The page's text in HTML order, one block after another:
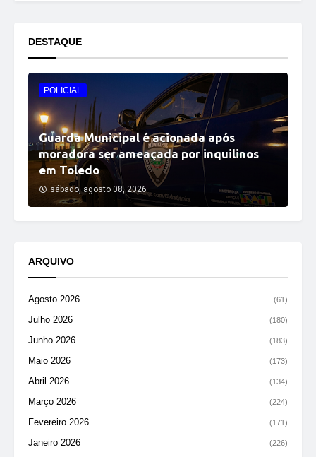
DESTAQUE
POLICIAL
Guarda Municipal é acionada após
moradora ser ameaçada por inquilinos
em Toledo
sábado, agosto 08, 2026
ARQUIVO
Agosto 2026 (61)
Julho 2026 (180)
Junho 2026 (183)
Maio 2026 (173)
Abril 2026 (134)
Março 2026 (224)
Fevereiro 2026 (171)
Janeiro 2026 (226)